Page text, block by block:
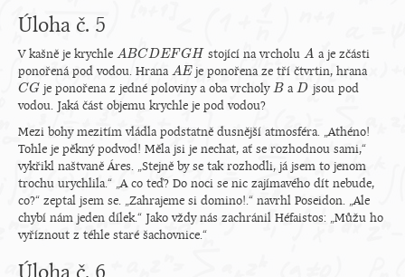
Úloha č. 5
V kašně je krychle ABCDEFGH
ABCDEFGH stojící na vrcholuA
A a je zčásti
ponořená pod vodou. Hrana AE
AE je ponořena ze tří čtvrtin, hrana
CG
CG je ponořena z jedné poloviny a oba vrcholy B
B a D
D jsou pod
vodou. Jaká část objemu krychle je pod vodou?
Mezi bohy mezitím vládla podstatně dusnější atmosféra. „Athéno!
Tohle je pěkný podvod! Měla jsi je nechat, ať se rozhodnou sami,“
vykřikl naštvaně Áres. „Stejně by se tak rozhodli, já jsem to jenom
trochu urychlila.“ „A co teď? Do noci se nic zajímavého dít nebude,
co?“ zeptal jsem se. „Zahrajeme si domino!.“ navrhl Poseidon. „Ale
chybí nám jeden dílek.“ Jako vždy nás zachránil Héfaistos: „Můžu ho
vyříznout z téhle staré šachovnice.“